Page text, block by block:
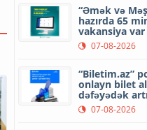
“Əmək və
hazırda 65
vakansiya var
07-08-2026
“Biletim.az”
onlayn bilet
dəfəyədək
07-08-2026